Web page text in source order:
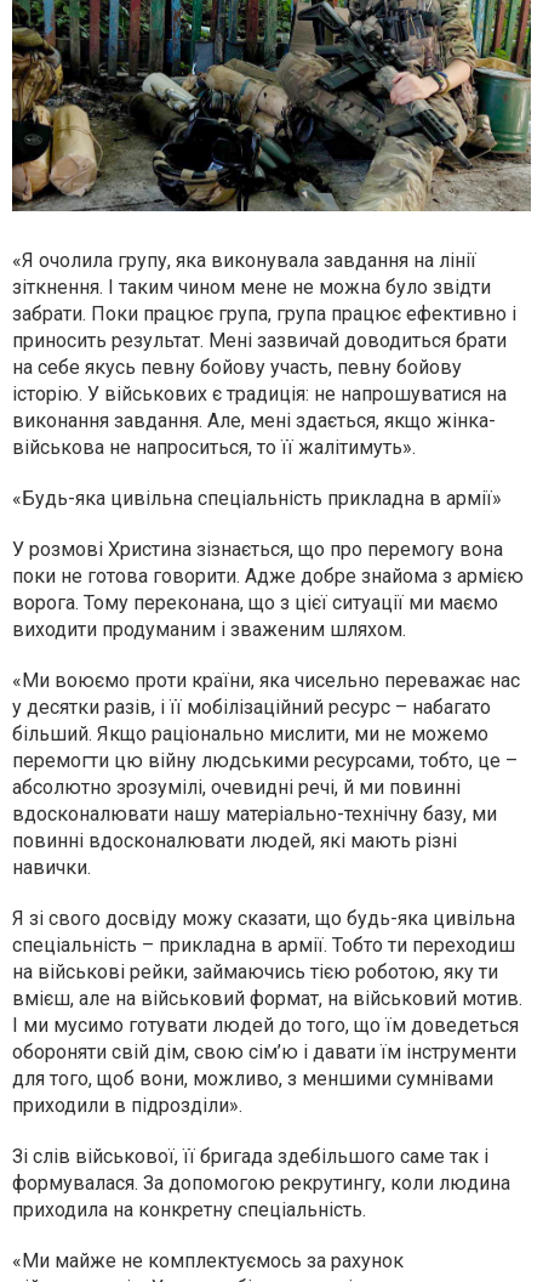
«Я очолила групу, яка виконувала завдання на лінії
зіткнення. І таким чином мене не можна було звідти
забрати. Поки працює група, група працює ефективно і
приносить результат. Мені зазвичай доводиться брати
на себе якусь певну бойову участь, певну бойову
історію. У військових є традиція: не напрошуватися на
виконання завдання. Але, мені здається, якщо жінка-
військова не напроситься, то її жалітимуть».
«Будь-яка цивільна спеціальність прикладна в армії»
У розмові Христина зізнається, що про перемогу вона
поки не готова говорити. Адже добре знайома з армією
ворога. Тому переконана, що з цієї ситуації ми маємо
виходити продуманим і зваженим шляхом.
«Ми воюємо проти країни, яка чисельно переважає нас
у десятки разів, і її мобілізаційний ресурс – набагато
більший. Якщо раціонально мислити, ми не можемо
перемогти цю війну людськими ресурсами, тобто, це –
абсолютно зрозумілі, очевидні речі, й ми повинні
вдосконалювати нашу матеріально-технічну базу, ми
повинні вдосконалювати людей, які мають різні
навички.
Я зі свого досвіду можу сказати, що будь-яка цивільна
спеціальність – прикладна в армії. Тобто ти переходиш
на військові рейки, займаючись тією роботою, яку ти
вмієш, але на військовий формат, на військовий мотив.
І ми мусимо готувати людей до того, що їм доведеться
обороняти свій дім, свою сім’ю і давати їм інструменти
для того, щоб вони, можливо, з меншими сумнівами
приходили в підрозділи».
Зі слів військової, її бригада здебільшого саме так і
формувалася. За допомогою рекрутингу, коли людина
приходила на конкретну спеціальність.
«Ми майже не комплектуємось за рахунок